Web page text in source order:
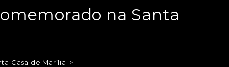
na Santa
Casa de Marília >